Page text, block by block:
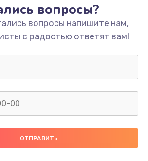
цепей питания
2500 руб.
жесткого диска
750 руб.
Заказать
вопросы?
вопросы напишите нам,
с радостью ответят вам!